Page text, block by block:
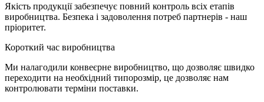
Якість продукції забезпечує повний контроль всіх етапів
виробництва. Безпека і задоволення потреб партнерів - наш
пріоритет.
Короткий час виробництва
Ми налагодили конвеєрне виробництво, що дозволяє швидко
переходити на необхідний типорозмір, це дозволяє нам
контролювати терміни поставки.